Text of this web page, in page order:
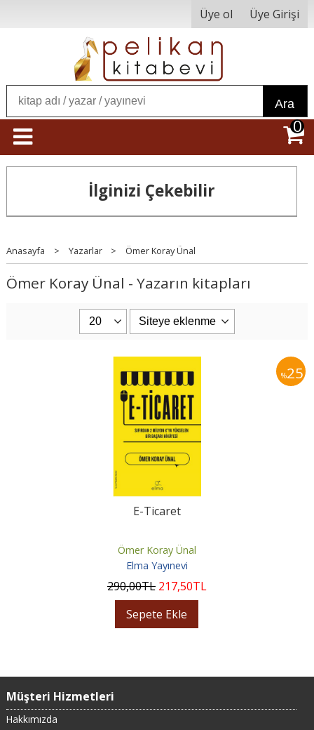
Üye ol Üye Girişi
Ara
0
İlginizi Çekebilir
Anasayfa > Yazarlar > Ömer Koray Ünal
Ömer Koray Ünal - Yazarın kitapları
%25
E-Ticaret
Ömer Koray Ünal
Elma Yayınevi
290,00TL 217,50TL
Sepete Ekle
Müşteri Hizmetleri
Hakkımızda